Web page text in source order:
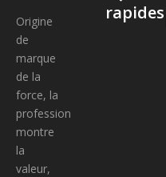
Origine
de
marque
de la
force, la
profession
montre
la
valeur,
rapides